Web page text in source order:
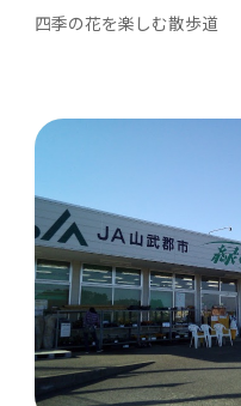
富里市
酒々井町
神崎町
多古町
東庄町
芝山町
四季の花を楽しむ散歩道